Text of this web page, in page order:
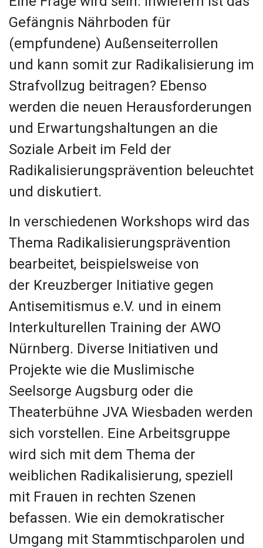
Gefängnis Nährboden für
(empfundene) Außenseiterrollen
und kann somit zur Radikalisierung im
Strafvollzug beitragen? Ebenso
werden die neuen Herausforderungen
und Erwartungshaltungen an die
Soziale Arbeit im Feld der
Radikalisierungsprävention beleuchtet
und diskutiert.
In verschiedenen Workshops wird das
Thema Radikalisierungsprävention
bearbeitet, beispielsweise von
der Kreuzberger Initiative gegen
Antisemitismus e.V. und in einem
Interkulturellen Training der AWO
Nürnberg. Diverse Initiativen und
Projekte wie die Muslimische
Seelsorge Augsburg oder die
Theaterbühne JVA Wiesbaden werden
sich vorstellen. Eine Arbeitsgruppe
wird sich mit dem Thema der
weiblichen Radikalisierung, speziell
mit Frauen in rechten Szenen
befassen. Wie ein demokratischer
Umgang mit Stammtischparolen und